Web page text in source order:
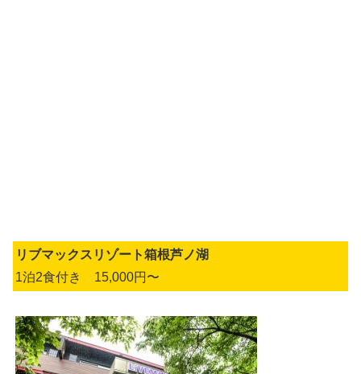
リブマックスリゾート箱根芦ノ湖
1泊2食付き 15,000円〜